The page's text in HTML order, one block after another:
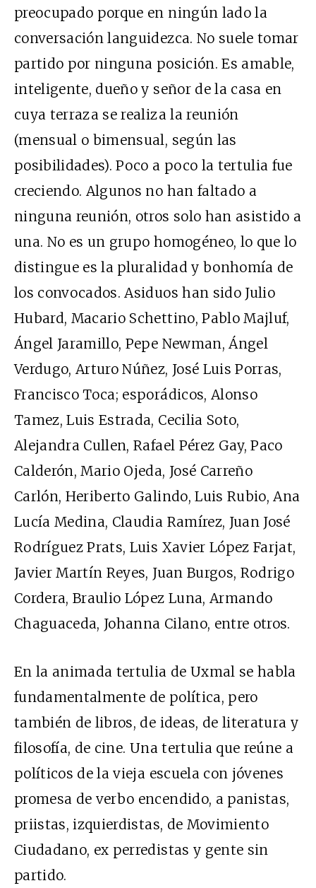
preocupado porque en ningún lado la
conversación languidezca. No suele tomar
partido por ninguna posición. Es amable,
inteligente, dueño y señor de la casa en
cuya terraza se realiza la reunión
(mensual o bimensual, según las
posibilidades). Poco a poco la tertulia fue
creciendo. Algunos no han faltado a
ninguna reunión, otros solo han asistido a
una. No es un grupo homogéneo, lo que lo
distingue es la pluralidad y bonhomía de
los convocados. Asiduos han sido Julio
Hubard, Macario Schettino, Pablo Majluf,
Ángel Jaramillo, Pepe Newman, Ángel
Verdugo, Arturo Núñez, José Luis Porras,
Francisco Toca; esporádicos, Alonso
Tamez, Luis Estrada, Cecilia Soto,
Alejandra Cullen, Rafael Pérez Gay, Paco
Calderón, Mario Ojeda, José Carreño
Carlón, Heriberto Galindo, Luis Rubio, Ana
Lucía Medina, Claudia Ramírez, Juan José
Rodríguez Prats, Luis Xavier López Farjat,
Javier Martín Reyes, Juan Burgos, Rodrigo
Cordera, Braulio López Luna, Armando
Chaguaceda, Johanna Cilano, entre otros.
En la animada tertulia de Uxmal se habla
fundamentalmente de política, pero
también de libros, de ideas, de literatura y
filosofía, de cine. Una tertulia que reúne a
políticos de la vieja escuela con jóvenes
promesa de verbo encendido, a panistas,
priistas, izquierdistas, de Movimiento
Ciudadano, ex perredistas y gente sin
partido.